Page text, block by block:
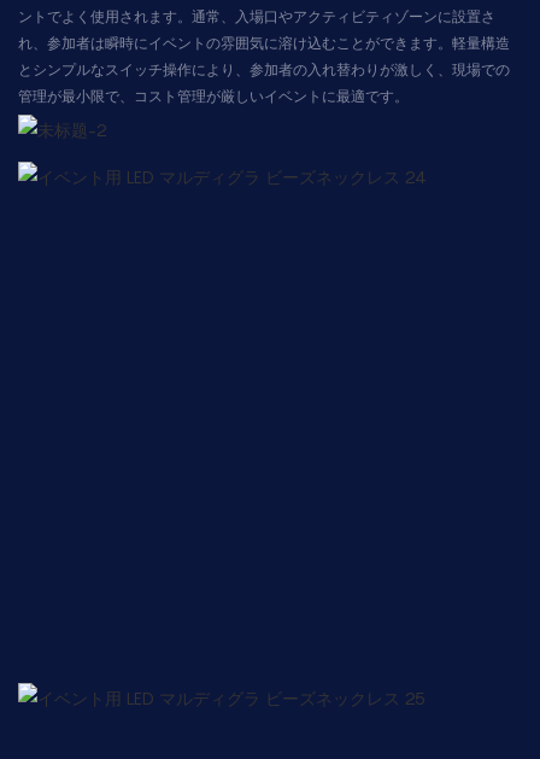
ントでよく使用されます。通常、入場口やアクティビティゾーンに設置さ
れ、参加者は瞬時にイベントの雰囲気に溶け込むことができます。軽量構造
とシンプルなスイッチ操作により、参加者の入れ替わりが激しく、現場での
管理が最小限で、コスト管理が厳しいイベントに最適です。